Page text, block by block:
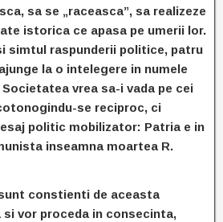
sa se „raceasca”, sa realizeze
istorica ce apasa pe umerii lor.
simtul raspunderii politice, patru
la o intelegere in numele
vrea sa-i vada pe cei
se reciproc, ci
politic mobilizator: Patria e in
inseamna moartea R.
constienti de aceasta
vor proceda in consecinta,